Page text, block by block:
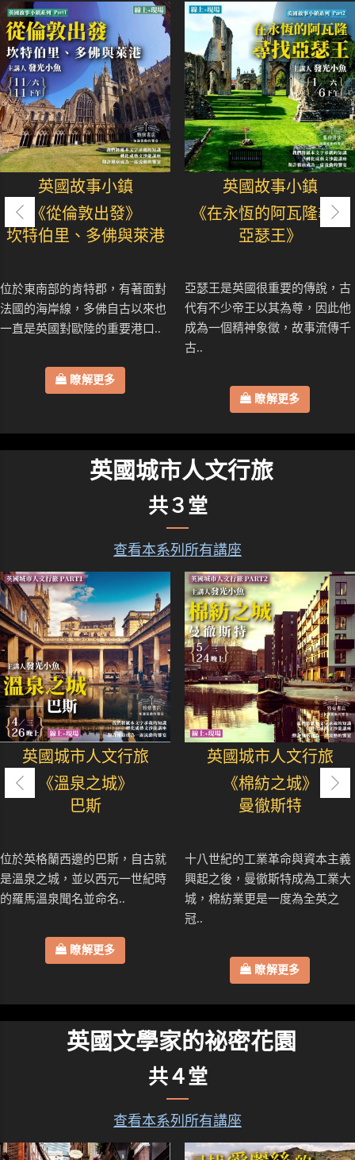
英國故事小鎮
《從倫敦出發》
坎特伯里、多佛與萊港
位於東南部的肯特郡，有著面對
法國的海岸線，多佛自古以來也
一直是英國對歐陸的重要港口..
瞭解更多
英國故事小鎮
《在永恆的阿瓦隆尋找
亞瑟王》
亞瑟王是英國很重要的傳說，古
代有不少帝王以其為尊，因此他
成為一個精神象徵，故事流傳千
古..
瞭解更多
英國城市人文行旅
共３堂
查看本系列所有講座
英國城市人文行旅
《溫泉之城》
巴斯
位於英格蘭西邊的巴斯，自古就
是溫泉之城，並以西元一世紀時
的羅馬溫泉聞名並命名..
瞭解更多
英國城市人文行旅
《棉紡之城》
曼徹斯特
十八世紀的工業革命與資本主義
興起之後，曼徹斯特成為工業大
城，棉紡業更是一度為全英之
冠..
瞭解更多
英國文學家的祕密花園
共４堂
查看本系列所有講座